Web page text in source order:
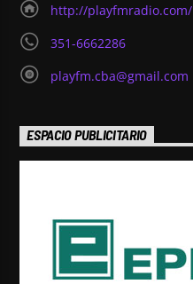
http://playfmradio.com/
351-6662286
playfm.cba@gmail.com
ESPACIO PUBLICITARIO